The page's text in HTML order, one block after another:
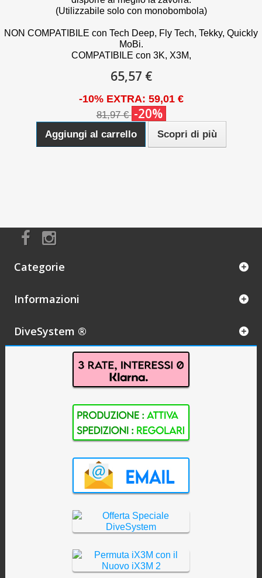
(Utilizzabile solo con monobombola)
NON COMPATIBILE con Tech Deep, Fly Tech, Tekky, Quickly
MoBi.
COMPATIBILE con 3K, X3M,
65,57 €
-10% EXTRA: 59,01 €
81,97 € -20%
Aggiungi al carrello Scopri di più
Categorie
Informazioni
DiveSystem ®